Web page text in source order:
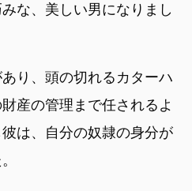
な、美しい男になりまし
り、頭の切れるカターハ
産の管理まで任されるよ
は、自分の奴隷の身分が